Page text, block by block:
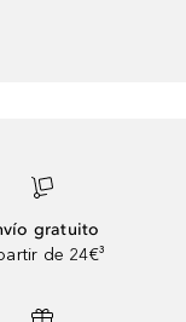
gratuito
de 24€³